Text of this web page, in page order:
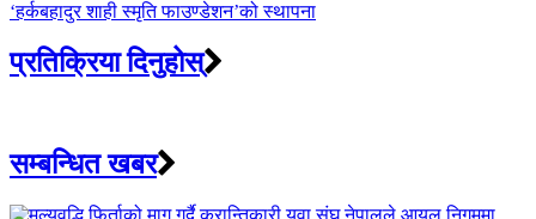
‘हर्कबहादुर शाही स्मृति फाउण्डेशन’को स्थापना
प्रतिक्रिया दिनुहोस्
सम्बन्धित खबर